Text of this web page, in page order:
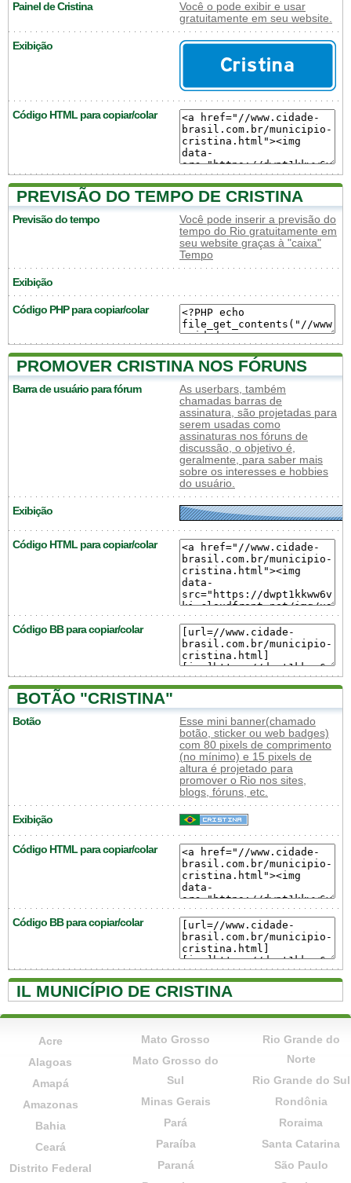
Painel de Cristina
Você o pode exibir e usar
gratuitamente em seu website.
Exibição
Código HTML para copiar/colar
PREVISÃO DO TEMPO DE CRISTINA
Previsão do tempo
Você pode inserir a previsão do
tempo do Rio gratuitamente em
seu website graças à "caixa"
Tempo
Exibição
Código PHP para copiar/colar
PROMOVER CRISTINA NOS FÓRUNS
Barra de usuário para fórum
As userbars, também
chamadas barras de
assinatura, são projetadas para
serem usadas como
assinaturas nos fóruns de
discussão, o objetivo é,
geralmente, para saber mais
sobre os interesses e hobbies
do usuário.
Exibição
Código HTML para copiar/colar
Código BB para copiar/colar
BOTÃO "CRISTINA"
Botão
Esse mini banner(chamado
botão, sticker ou web badges)
com 80 pixels de comprimento
(no mínimo) e 15 pixels de
altura é projetado para
promover o Rio nos sites,
blogs, fóruns, etc.
Exibição
Código HTML para copiar/colar
Código BB para copiar/colar
IL MUNICÍPIO DE CRISTINA
Acre
Alagoas
Amapá
Amazonas
Bahia
Ceará
Distrito Federal
Mato Grosso
Mato Grosso do
Sul
Minas Gerais
Pará
Paraíba
Paraná
Rio Grande do
Norte
Rio Grande do Sul
Rondônia
Roraima
Santa Catarina
São Paulo